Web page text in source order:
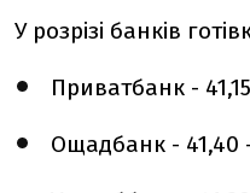
У розрізі банків
Приватбанк -
Ощадбанк - 41,40